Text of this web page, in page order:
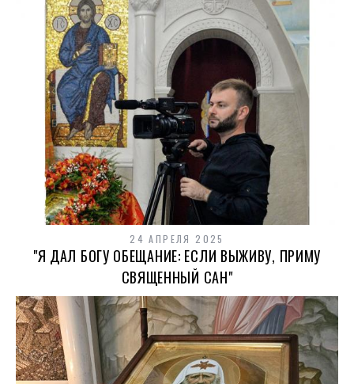
24 АПРЕЛЯ 2025
"Я ДАЛ БОГУ ОБЕЩАНИЕ: ЕСЛИ ВЫЖИВУ, ПРИМУ
СВЯЩЕННЫЙ САН"